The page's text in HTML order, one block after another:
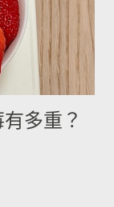
70g 葡萄乾 ----
多重？